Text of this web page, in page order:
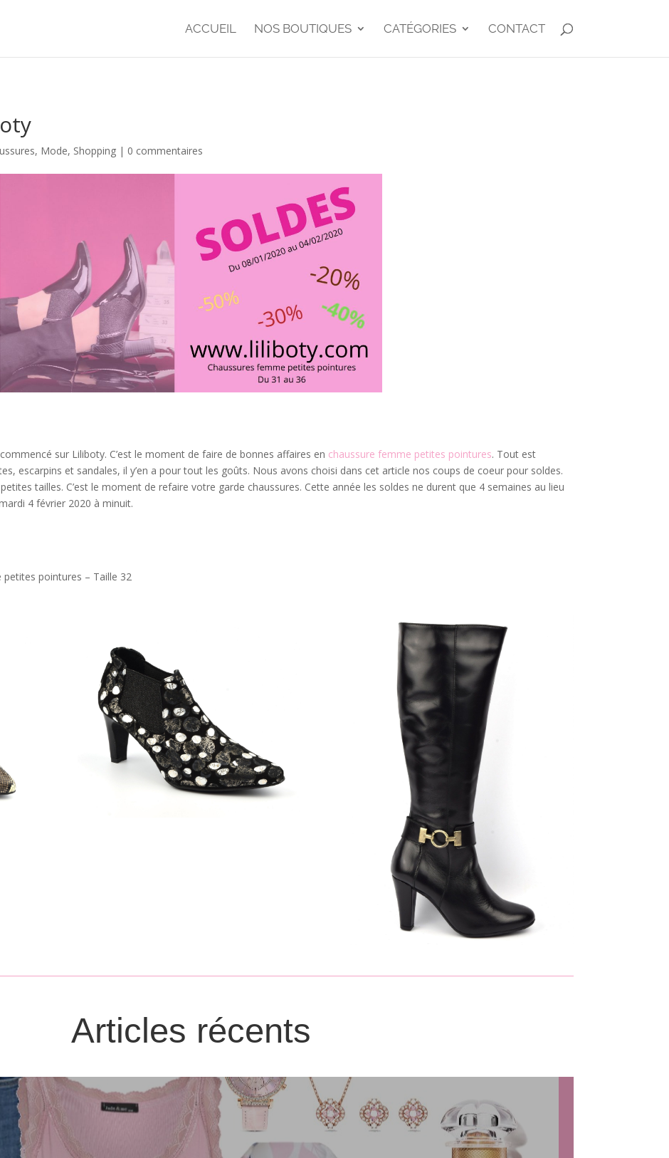
ACCUEIL NOS BOUTIQUES CATÉGORIES CONTACT
, Mode, Shopping | 0 commentaires
sur Liliboty. C’est le moment de faire de bonnes affaires en chaussure femme petites pointures. Tout est
escarpins et sandales, il y’en a pour tout les goûts. Nous avons choisi dans cet article nos coups de coeur pour soldes.
tailles. C’est le moment de refaire votre garde chaussures. Cette année les soldes ne durent que 4 semaines au lieu
4 février 2020 à minuit.
pointures – Taille 32
Articles récents